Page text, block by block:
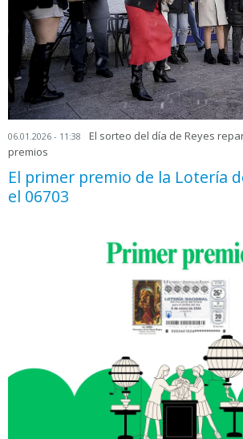
06.01.2026 - 11:38
El sorteo del día de Reyes
premios
El primer premio de la Lotería
el 06703